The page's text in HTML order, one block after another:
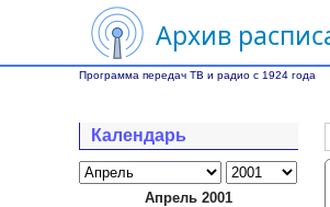
Архив
Программа передач ТВ и радио с 1924 года
Календарь
Апрель 2001